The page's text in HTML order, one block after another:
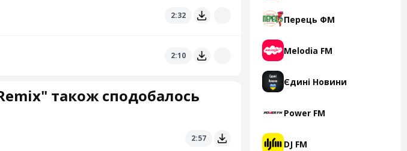
2:32
2:10
також сподобалось
2:57
Перець ФМ
Melodia FM
Єдині Новини
Power FM
DJ FM